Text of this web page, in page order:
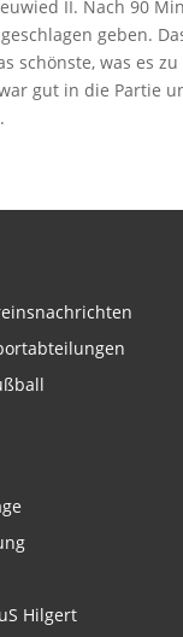
II. Nach 90
geben.
schönste, was es
gut in die Partie
Hilgert